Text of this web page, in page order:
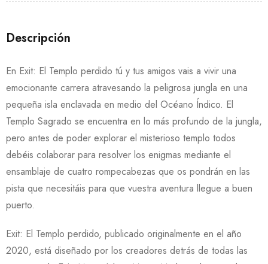
Descripción
En Exit: El Templo perdido tú y tus amigos vais a vivir una
emocionante carrera atravesando la peligrosa jungla en una
pequeña isla enclavada en medio del Océano Índico. El
Templo Sagrado se encuentra en lo más profundo de la jungla,
pero antes de poder explorar el misterioso templo todos
debéis colaborar para resolver los enigmas mediante el
ensamblaje de cuatro rompecabezas que os pondrán en las
pista que necesitáis para que vuestra aventura llegue a buen
puerto.
Exit: El Templo perdido, publicado originalmente en el año
2020, está diseñado por los creadores detrás de todas las